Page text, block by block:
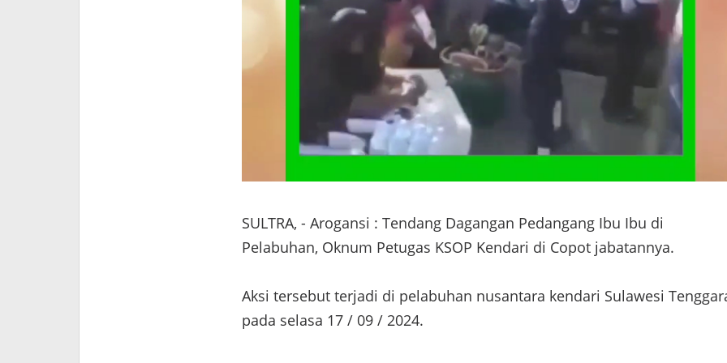
SULTRA, - Arogansi : Tendang Dagangan Pedangang Ibu Ibu di
Pelabuhan, Oknum Petugas KSOP Kendari di Copot jabatannya.
Aksi tersebut terjadi di pelabuhan nusantara kendari Sulawesi
pada selasa 17 / 09 / 2024.